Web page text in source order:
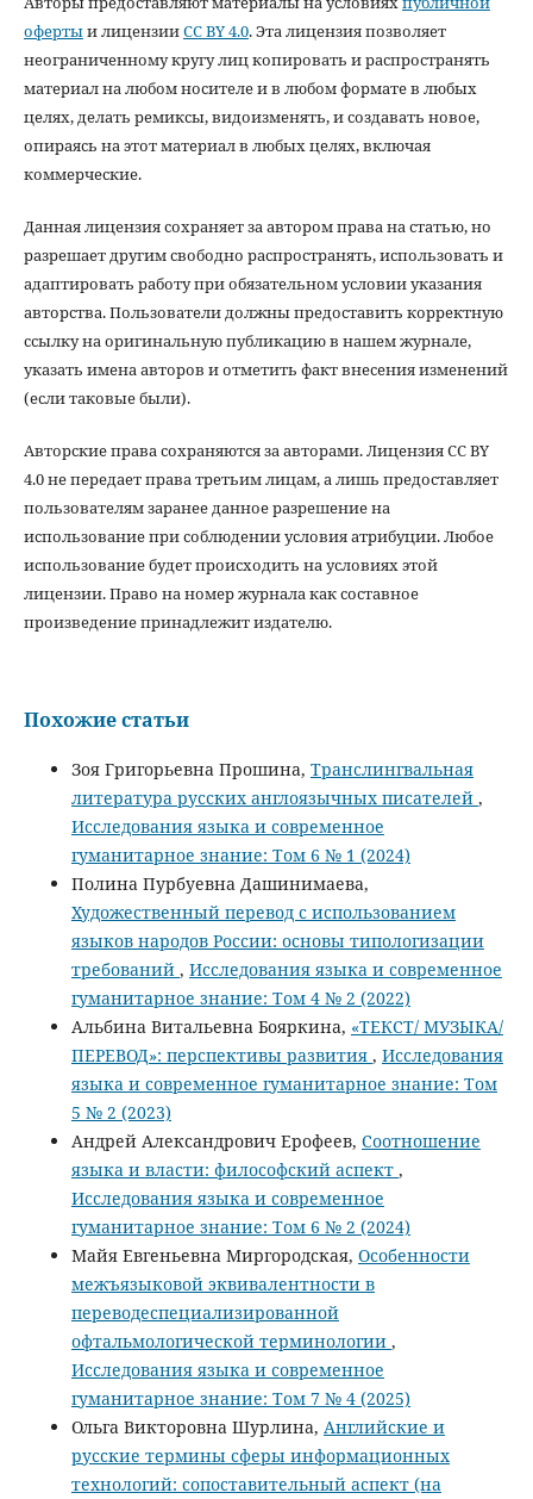
офертыи лицензииCC BY 4.0. Эта лицензия позволяет
неограниченному кругу лиц копировать и распространять
материал на любом носителе и в любом формате в любых
целях, делать ремиксы, видоизменять, и создавать новое,
опираясь на этот материал в любых целях, включая
коммерческие.
Данная лицензия сохраняет за автором права на статью, но
разрешает другим свободно распространять, использовать и
адаптировать работу при обязательном условии указания
авторства. Пользователи должны предоставить корректную
ссылку на оригинальную публикацию в нашем журнале,
указать имена авторов и отметить факт внесения изменений
(если таковые были).
Авторские права сохраняются за авторами. Лицензия CC BY
4.0 не передает права третьим лицам, а лишь предоставляет
пользователям заранее данное разрешение на
использование при соблюдении условия атрибуции. Любое
использование будет происходить на условиях этой
лицензии. Право на номер журнала как составное
произведение принадлежит издателю.
Похожие статьи
Зоя Григорьевна Прошина, Транслингвальная
литература русских англоязычных писателей ,
Исследования языка и современное
гуманитарное знание: Том 6 № 1 (2024)
Полина Пурбуевна Дашинимаева,
Художественный перевод c использованием
языков народов России: основы типологизации
требований , Исследования языка и современное
гуманитарное знание: Том 4 № 2 (2022)
Альбина Витальевна Бояркина, «ТЕКСТ/ МУЗЫКА/
ПЕРЕВОД»: перспективы развития , Исследования
языка и современное гуманитарное знание: Том
5 № 2 (2023)
Андрей Александрович Ерофеев, Соотношение
языка и власти: философский аспект ,
Исследования языка и современное
гуманитарное знание: Том 6 № 2 (2024)
Майя Евгеньевна Миргородская, Особенности
межъязыковой эквивалентности в
переводеспециализированной
офтальмологической терминологии ,
Исследования языка и современное
гуманитарное знание: Том 7 № 4 (2025)
Ольга Викторовна Шурлина, Английские и
русские термины сферы информационных
технологий: сопоставительный аспект (на